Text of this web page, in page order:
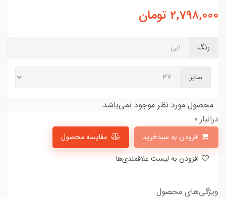
2,798,000 تومان
رنگ آبی
سایز
محصول مورد نظر موجود نمی‌باشد.
درانبار 0
مقایسه محصول
ویژگی‌های محصول